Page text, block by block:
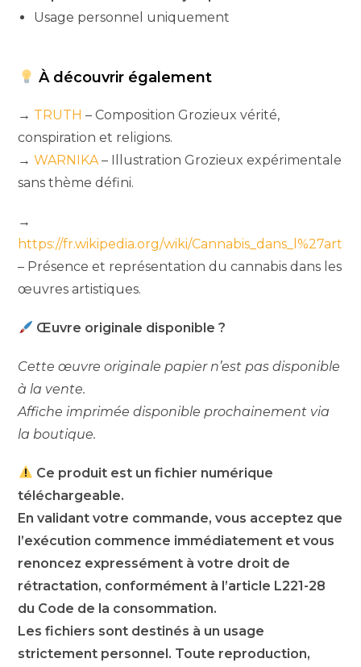
Usage personnel uniquement
À découvrir également
→ TRUTH – Composition Grozieux vérité,
conspiration et religions.
→WARNIKA – Illustration Grozieux expérimentale
sans thème défini.
→
https://fr.wikipedia.org/wiki/Cannabis_dans_l%27art
– Présence et représentation du cannabis dans les
œuvres artistiques.
Œuvre originale disponible ?
Cette œuvre originale papier n’est pas disponible
à la vente.
Affiche imprimée disponible prochainement via
la boutique.
Ce produit est un fichier numérique
téléchargeable.
En validant votre commande, vous acceptez que
l’exécution commence immédiatement et vous
renoncez expressément à votre droit de
rétractation, conformément à l’article L221-28
du Code de la consommation.
Les fichiers sont destinés à un usage
strictement personnel. Toute reproduction,